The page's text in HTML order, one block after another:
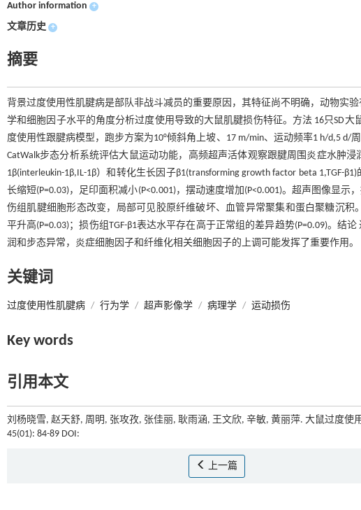
Author information +
文章历史 +
摘要
背景过度使用性肌腱病是部队非战斗减员的重要原因，其特征尚不明确，动物实
学和细胞因子水平的角度分析过度使用导致的大鼠肌腱损伤特征。方法 16只SD
度使用性跟腱病模型，跑步方案为10°倾斜角上坡、17 m/min、运动频率1 h/d,5
CatWalk步态分析系统评估大鼠运动功能，高频超声活体观察跟腱周围炎症水肿
1β(interleukin-1β,IL-1β）和转化生长因子β1(transforming growth factor beta
长缩短(P=0.03)，足印面积减小(P<0.001)，摆动速度增加(P<0.001)。超声图像显
伤组肌腱细胞形态改变，局部可见胶原纤维破坏、血管异常聚集和蛋白聚糖沉积
平升高(P=0.03)；损伤组TGF-β1表达水平存在高于正常组的差异趋势(P=0.09)。
润和步态异常，炎症细胞因子和纤维化相关细胞因子的上调可能发挥了重要作用。
关键词
过度使用性肌腱病 / 行为学 / 超声影像学 / 病理学 / 运动损伤
Key words
引用本文
刘杨晓雪, 赵天舒, 周明, 张攻孜, 张佳丽, 耿雨涵, 王文欣, 辛敏, 黄丽萍. 大鼠过度使
45(01): 84-89 DOI:
上一篇